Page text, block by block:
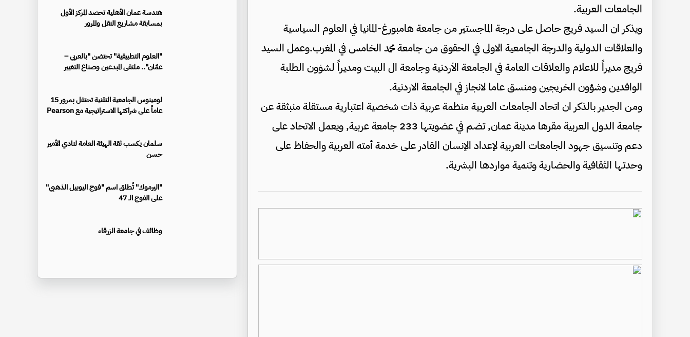
الجامعات العربية.
ويذكر ان السيد فريج حاصل على درجة الماجستير من جامعة هامبورغ-المانيا في العلوم السياسية
والعلاقات الدولية والدرجة الجامعية الاولى في الحقوق من جامعة محمد الخامس في المغرب.وعمل السيد
فريج مديراً للاعلام والعلاقات العامة في الجامعة الأردنية وجامعة ال البيت ومديراً لشؤون الطلبة
الوافدين وشؤون الخريجين ومنسق عاما لانجاز في الجامعة الاردنية.
ومن الجدير بالذكر ان اتحاد الجامعات العربية منظمة عربية ذات شخصية اعتبارية مستقلة منبثقة عن
جامعة الدول العربية مقرها مدينة عمان, تضم في عضويتها 233 جامعة عربية, ويعمل الاتحاد على
دعم وتنسيق جهود الجامعات العربية لإعداد الإنسان القادر على خدمة أمته العربية والحفاظ على
وحدتها الثقافية والحضارية وتنمية مواردها البشرية.
هندسة عمان الأهلية تحصد المركز الأول
بمسابقة مشاريع النقل والمرور
"العلوم التطبيقية" تحتضن "بالعربي –
عمّان".. ملتقى المبدعين وصناع التغيير
لومينوس الجامعية التقنية تحتفل بمرور 15
عاماً على شراكتها الاستراتيجية مع Pearson
سلمان يكسب ثقة الهيئة العامة لنادي الأمير
حسن
"اليرموك" تُطلق اسم "فوج اليوبيل الذهبي"
على الفوج الـ 47
وظائف في جامعة الزرقاء